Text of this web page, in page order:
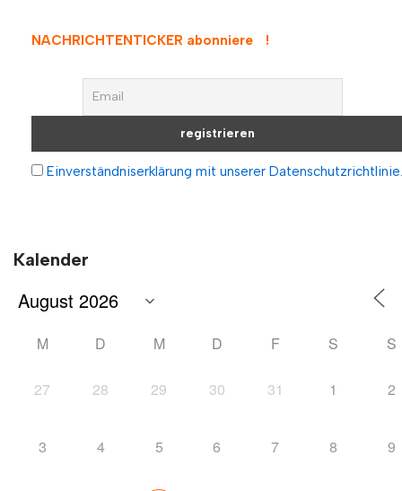
NACHRICHTENTICKER abonnieren
Einverständniserklärung mit unserer Datenschutzrichtlinie.
Kalender
M D M D F S S
27 28 29 30 31 1 2
3 4 5 6 7 8 9